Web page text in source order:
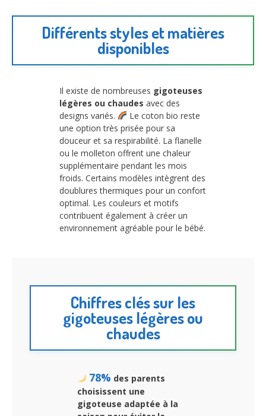
Différents styles et matières
disponibles
Il existe de nombreuses gigoteuses
légères ou chaudes avec des
designs variés.
Le coton bio reste
une option très prisée pour sa
douceur et sa respirabilité. La flanelle
ou le molleton offrent une chaleur
supplémentaire pendant les mois
froids. Certains modèles intègrent des
doublures thermiques pour un confort
optimal. Les couleurs et motifs
contribuent également à créer un
environnement agréable pour le bébé.
Chiffres clés sur les
gigoteuses légères ou
chaudes
78% des parents
choisissent une
gigoteuse adaptée à la